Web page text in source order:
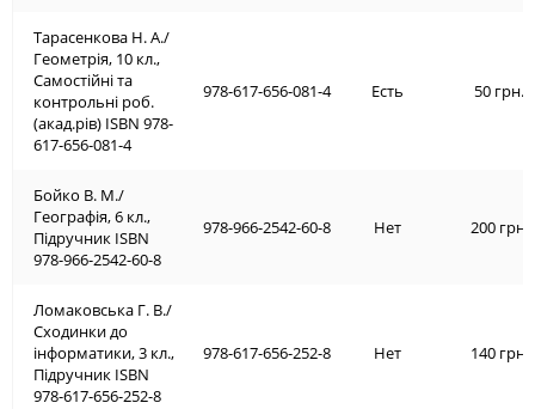
Тарасенкова Н. А./
Геометрія, 10 кл.,
Самостійні та
контрольні роб.
(акад.рів) ISBN 978-
617-656-081-4
Бойко В. М./
Географія, 6 кл.,
Підручник ISBN
978-966-2542-60-8
Ломаковська Г. В./
Сходинки до
інформатики, 3 кл.,
Підручник ISBN
978-617-656-252-8
978-617-656-081-4 Есть 50 грн.
978-966-2542-60-8 Нет 200 грн.
978-617-656-252-8 Нет 140 грн.